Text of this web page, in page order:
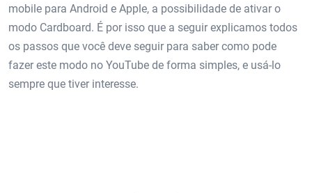
mobile para Android e Apple, a possibilidade de ativar o
modo Cardboard. É por isso que a seguir explicamos todos
os passos que você deve seguir para saber como pode
fazer este modo no YouTube de forma simples, e usá-lo
sempre que tiver interesse.